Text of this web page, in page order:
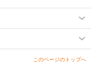
このページのトップへ